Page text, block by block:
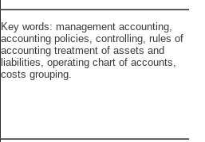
Key words: management accounting,
accounting policies, controlling, rules of
accounting treatment of assets and
liabilities, operating chart of accounts,
costs grouping.